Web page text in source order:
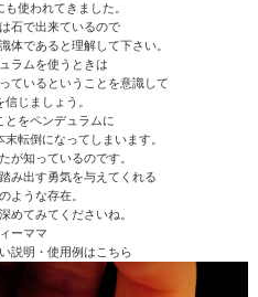
使われてきました。
石で出来ているので
体であると理解して下さい。
ラムを使うときは
ているということを意識して
じましょう。
をペンデュラムに
転倒になってしまいます。
が知っているのです。
み出す勇気を与えてくれる
ような存在。
めてみてくださいね。
ーママ
説明・使用例はこちら